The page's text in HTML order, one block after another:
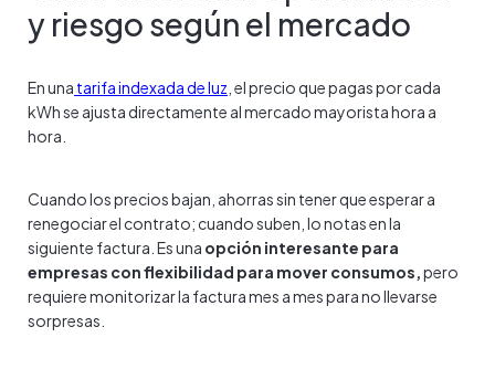
y riesgo según el mercado
En una tarifa indexada de luz , el precio que pagas por cada
kWh se ajusta directamente al mercado mayorista hora a
hora.
Cuando los precios bajan, ahorras sin tener que esperar a
renegociar el contrato; cuando suben, lo notas en la
siguiente factura. Es una opción interesante para
empresas con flexibilidad para mover consumos,pero
requiere monitorizar la factura mes a mes para no llevarse
sorpresas.